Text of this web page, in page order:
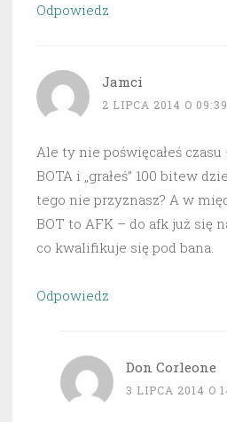
Odpowiedz
Jamci
2 LIPCA 2014 O 09:39
Ale ty nie poświęcałeś czasu
BOTA i „grałeś” 100 bitew
tego nie przyznasz? A w
BOT to AFK – do afk już się
co kwalifikuje się pod bana.
Odpowiedz
Don Corleone
3 LIPCA 2014 O